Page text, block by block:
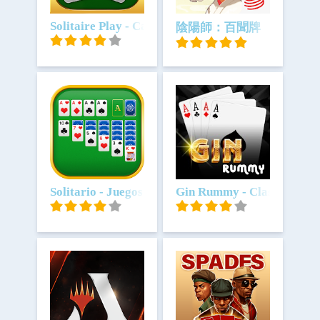
Scarica
Solitaire Play - Card Klondike
Scarica
陰陽師：百聞牌
Scarica
Solitario - Juegos de CartasScarica
Gin Rummy - Classic Card